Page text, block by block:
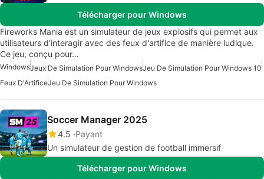
Télécharger pour Windows
Fireworks Mania est un simulateur de jeux explosifs qui permet aux
utilisateurs d'interagir avec des feux d'artifice de manière ludique.
Ce jeu, conçu pour…
WindowsJeux De Simulation Pour WindowsJeu De Simulation Pour Windows 10
Feux D'ArtificeJeu De Simulation Pour Windows
Soccer Manager 2025
4.5 Payant
Un simulateur de gestion de football immersif
Télécharger pour Windows